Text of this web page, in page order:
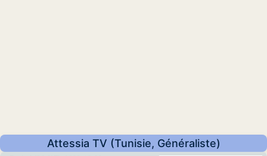
Attessia TV (Tunisie, Généraliste)